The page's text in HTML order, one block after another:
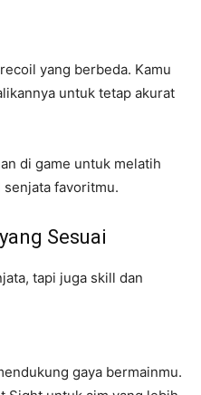
yang berbeda. Kamu
untuk tetap akurat
di game untuk melatih
favoritmu.
Sesuai
tapi juga skill dan
gaya bermainmu.